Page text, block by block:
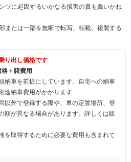
ツに起因するいかなる損害の責も負いかね
または一部を無断で転写、転載、複製する
り出し価格です
＋諸費用
納車を前提にしています。自宅への納車
途納車費用がかかります
以外で登録する際や、車の定置場所、登
額が異なる場合があります。詳しくは販
取得するために必要な費用も含まれて